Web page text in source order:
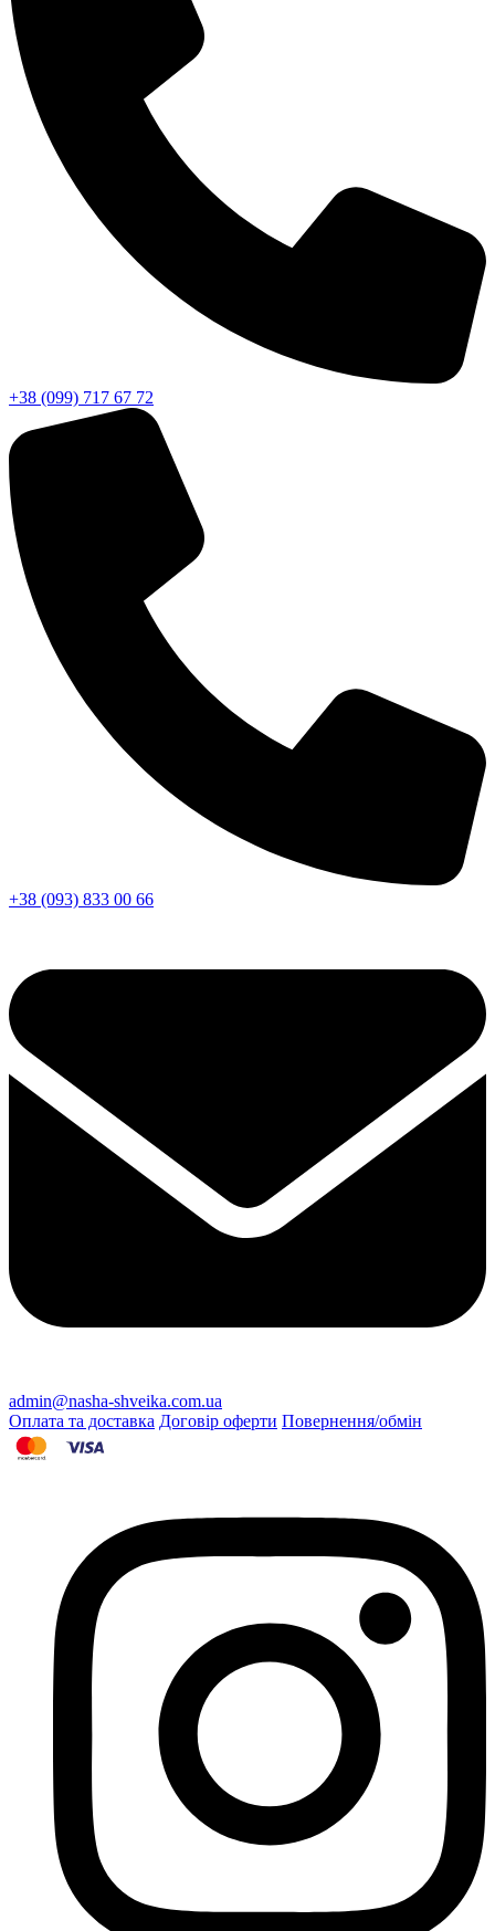
+38 (099) 717 67 72
+38 (093) 833 00 66
admin@nasha-shveika.com.ua
Оплата та доставка Договір оферти Повернення/обмін